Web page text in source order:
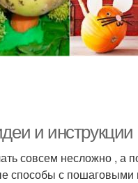
и инструкции
совсем несложно , а
с пошаговыми